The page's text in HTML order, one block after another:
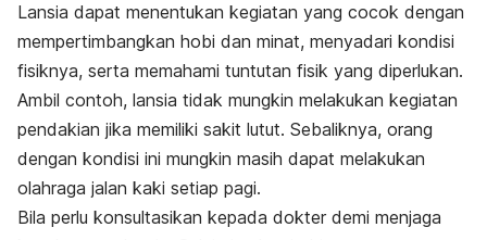
Lansia dapat menentukan kegiatan yang cocok dengan
mempertimbangkan hobi dan minat, menyadari kondisi
fisiknya, serta memahami tuntutan fisik yang diperlukan.
Ambil contoh, lansia tidak mungkin melakukan kegiatan
pendakian jika memiliki sakit lutut. Sebaliknya, orang
dengan kondisi ini mungkin masih dapat melakukan
olahraga jalan kaki setiap pagi.
Bila perlu konsultasikan kepada dokter demi menjaga